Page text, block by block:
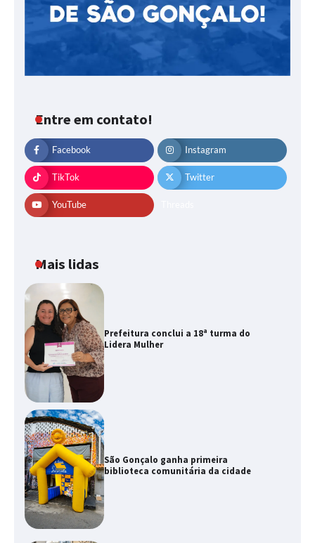
Entre em contato!
Facebook Instagram
TikTok Twitter
YouTube
Mais lidas
Prefeitura conclui a 18ª turma do
Lidera Mulher
São Gonçalo ganha primeira
biblioteca comunitária da cidade